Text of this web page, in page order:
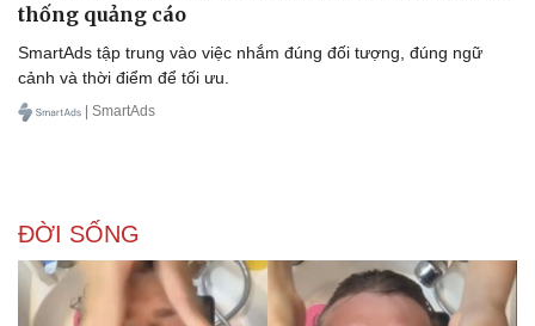
Sức khỏe
Nam khoa
Làm đẹp - giảm cân
Phòng mạch online
Ăn sạch sống khỏe
thống quảng cáo
SmartAds tập trung vào việc nhắm đúng đối tượng, đúng ngữ
cảnh và thời điểm để tối ưu.
| SmartAds
ĐỜI SỐNG